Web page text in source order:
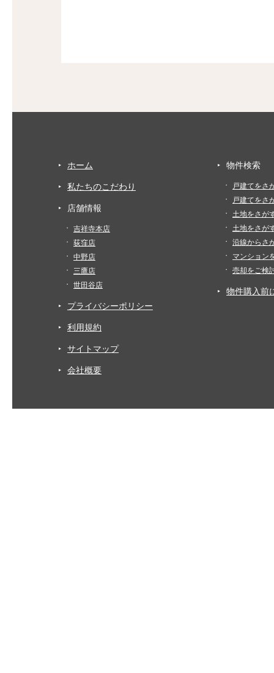
ホーム
私たちのこだわり
店舗情報
吉祥寺本店
荻窪店
中野店
三鷹店
世田谷店
プライバシーポリシー
利用規約
サイトマップ
会社概要
物件検索
戸建てをさ
戸建てをさ
土地をさが
土地をさが
沿線からさ
マンション
売却をご検
物件購入前